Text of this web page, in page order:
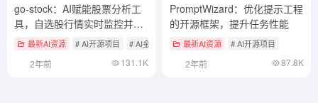
go-stock：AI赋能股票分析工
具，自选股行情实时监控并基
于AI深度分析
最新AI资源 # AI开源项目 # AI金融数据分析
2年前 131.1K
PromptWizard：优化提示工程
的开源框架，提升任务性能
最新AI资源 # AI开源项目
2年前 87.8K